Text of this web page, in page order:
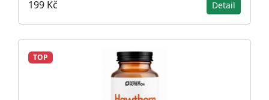
199 Kč Detail
TOP